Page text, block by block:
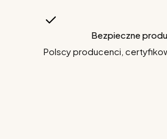
Bezpieczne
Polscy producenci,